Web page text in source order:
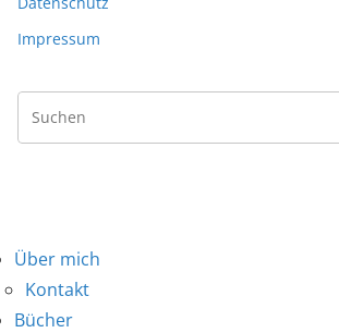
Impressum
Über mich
Kontakt
Bücher